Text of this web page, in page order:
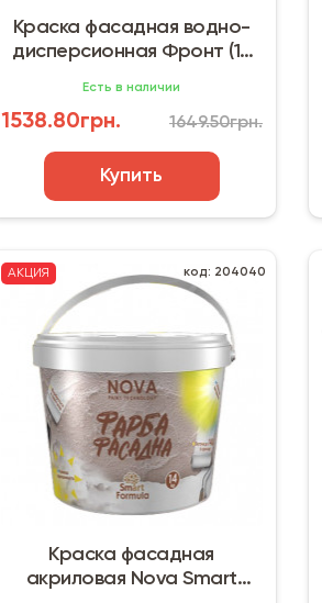
Краска фасадная водно-
дисперсионная Фронт (12
Есть в наличии
1538.80грн. 1649.50грн.
Купить
АКЦИЯ код: 204040
Краска фасадная
акриловая Nova Smart